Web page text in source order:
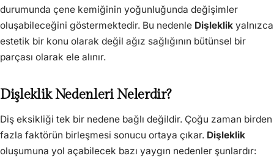
durumunda çene kemiğinin yoğunluğunda değişimler
oluşabileceğini göstermektedir. Bu nedenle Dişleklik yalnızca
estetik bir konu olarak değil ağız sağlığının bütünsel bir
parçası olarak ele alınır.
Dişleklik Nedenleri Nelerdir?
Diş eksikliği tek bir nedene bağlı değildir. Çoğu zaman birden
fazla faktörün birleşmesi sonucu ortaya çıkar. Dişleklik
oluşumuna yol açabilecek bazı yaygın nedenler şunlardır: